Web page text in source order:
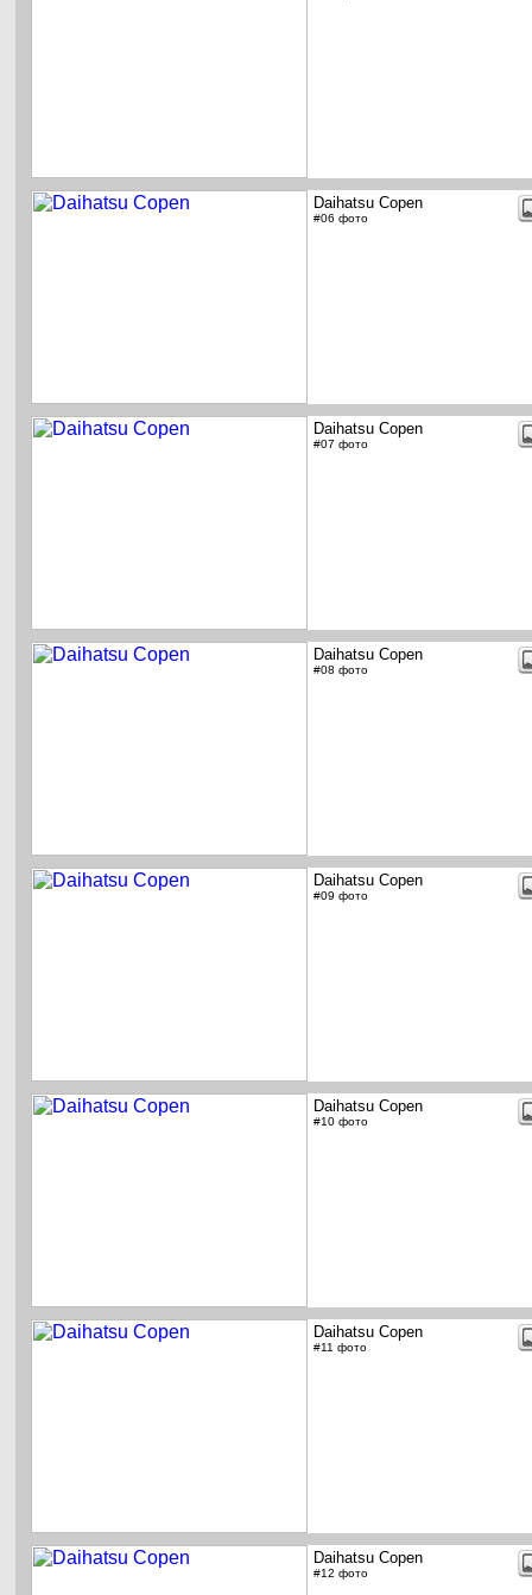
Daihatsu Copen
#06 фото
Daihatsu Copen
#07 фото
Daihatsu Copen
#08 фото
Daihatsu Copen
#09 фото
Daihatsu Copen
#10 фото
Daihatsu Copen
#11 фото
Daihatsu Copen
#12 фото